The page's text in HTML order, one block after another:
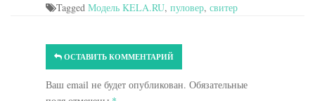
Tagged Модель KELA.RU, пуловер, свитер
ОСТАВИТЬ КОММЕНТАРИЙ
Ваш email не будет опубликован. Обязательные